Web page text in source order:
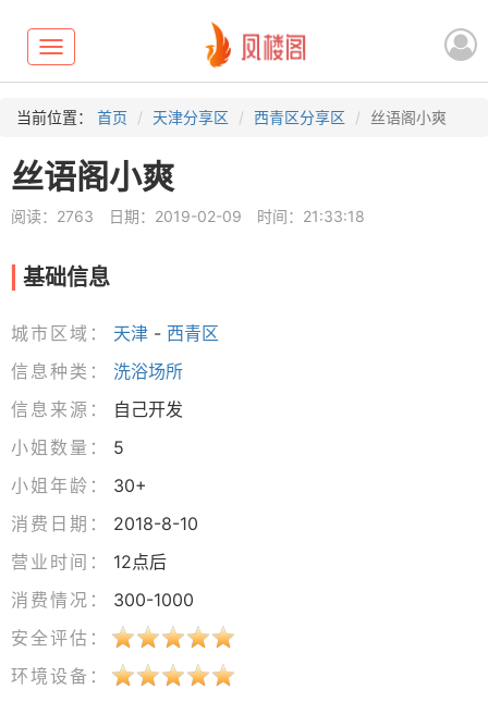
Toggle
navigation
当前位置： 首页 天津分享区 西青区分享区 丝语阁小爽
丝语阁小爽
阅读：2763 日期：2019-02-09 时间：21:33:18
基础信息
城市区域： 天津 - 西青区
信息种类：
洗浴场所
信息来源：
自己开发
小姐数量：
5
小姐年龄：
30+
消费日期：
2018-8-10
营业时间：
12点后
消费情况：
300-1000
安全评估：
环境设备：